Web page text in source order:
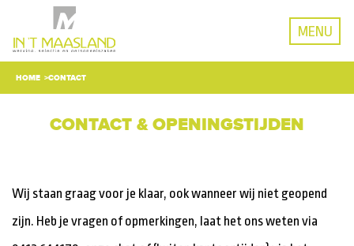
MENU
HOME CONTACT
CONTACT & OPENINGSTIJDEN
Wij staan graag voor je klaar, ook wanneer wij niet geopend
zijn. Heb je vragen of opmerkingen, laat het ons weten via